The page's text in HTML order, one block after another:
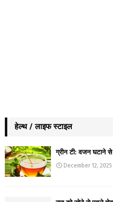
हेल्थ / लाइफ स्टाइल
ग्रीन टी: वजन घटाने
December 12, 2025